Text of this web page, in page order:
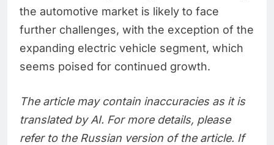
the automotive market is likely to face
further challenges, with the exception of the
expanding electric vehicle segment, which
seems poised for continued growth.
The article may contain inaccuracies as it is
translated by AI. For more details, please
refer to the Russian version of the article. If